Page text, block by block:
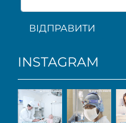
ВІДПРАВИТИ
INSTAGRAM